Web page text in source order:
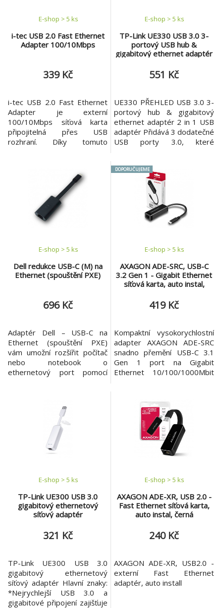
i-tec USB 2.0 Fast Ethernet
Adapter 100/10Mbps
E-shop > 5 ks
339 Kč
i-tec USB 2.0 Fast Ethernet
Adapter je externí
100/10Mbps síťová karta
připojitelná přes USB
rozhraní. Díky tomuto
síťovou kartu do Vašeho
počítače, notebooku nebo
tabletu. Adaptér nevyžaduje
externí napájení a podporuje
širokou škálu operačních
systémů od Windows a MAC
TP-Link UE330 USB 3.0 3-
portový USB hub &
gigabitový ethernet adaptér
E-shop > 5 ks
551 Kč
UE330 PŘEHLED USB 3.0 3-
portový hub & gigabitový
ethernet adaptér 2 in 1 USB
adaptér Přidává 3 dodatečné
USB porty 3.0, které
rychlejší než USB 2.0 Přidává
připojitelnost gigabitové
ethernetové sítě podporující
přenosovou rychlost až
1000Mbit/s Kompaktní a
lehký Plug and Play* Vyl
Dell redukce USB-C (M) na
Ethernet (spouštění PXE)
E-shop > 5 ks
696 Kč
Adaptér Dell – USB-C na
Ethernet (spouštění PXE)
vám umožní rozšířit počítač
nebo notebook o
ethernetový port pomocí
přenosy rychlostí až
gigabitového Ethernetu,
takže umožňuje rychlejší
streamování obsahu z webu.
A obsahuje vestavěný
DOPORUČUJEME
AXAGON ADE-SRC, USB-C
3.2 Gen 1 - Gigabit Ethernet
síťová karta, auto instal,
E-shop > 5 ks
419 Kč
Kompaktní vysokorychlostní
adapter AXAGON ADE-SRC
snadno přemění USB-C 3.1
Gen 1 port na Gigabit
Ethernet 10/100/1000Mbit
propustnosti širokou škálu
funkcí např. IPv4/IPv6
checksum pro snížení zátěže
CPU kontrolními součty,
crossover detekci a
autokorekci, TCP large send
TP-Link UE300 USB 3.0
gigabitový ethernetový
síťový adaptér
E-shop > 5 ks
321 Kč
TP-Link UE300 USB 3.0
gigabitový ethernetový
síťový adaptér Hlavní znaky:
*Nejrychlejší USB 3.0 a
gigabitové připojení zajišťuje
AXAGON ADE-XR, USB 2.0 -
Fast Ethernet síťová karta,
auto instal, černá
E-shop > 5 ks
240 Kč
AXAGON ADE-XR, USB2.0 -
externí Fast Ethernet
adaptér, auto install